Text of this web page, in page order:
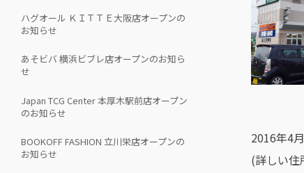
ハグオール ＫＩＴＴＥ大阪店オープンの
お知らせ
あそビバ 横浜ビブレ店オープンのお知ら
せ
Japan TCG Center 本厚木駅前店オープン
のお知らせ
BOOKOFF FASHION 立川栄店オープンの
お知らせ
2016年4
(詳しい住